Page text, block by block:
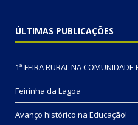
ÚLTIMAS PUBLICAÇÕES
1ª FEIRA RURAL NA COMUNIDADE
Feirinha da Lagoa
Avanço histórico na Educação!